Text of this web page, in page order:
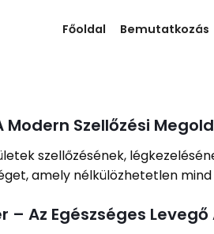
Főoldal Bemutatkozás
Modern Szellőzési
szellőzésének,
amely nélkülözhetetlen
– Az Egészséges